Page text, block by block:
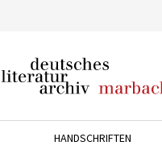
Marbach
HANDSCHRIFTEN